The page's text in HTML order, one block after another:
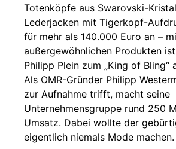
Totenköpfe aus Swarovski-
Lederjacken mit Tigerkopf-
für mehr als 140.000 Euro an –
außergewöhnlichen Produkten
Philipp Plein zum „King of Bling“
Als OMR-Gründer Philipp
zur Aufnahme trifft, macht seine
Unternehmensgruppe rund 250
Umsatz. Dabei wollte der
eigentlich niemals Mode machen.